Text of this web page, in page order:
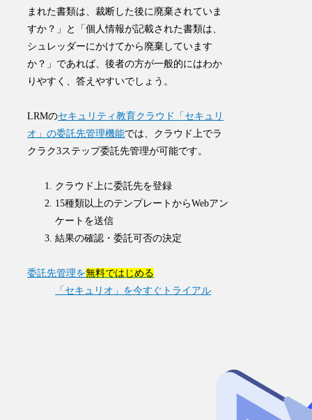
まれた書類は、裁断した後に廃棄されていま
すか？」と「個人情報が記載された書類は、
シュレッダーにかけてから廃棄しています
か？」であれば、後者の方が一般的にはわか
りやすく、答えやすいでしょう。
LRMのセキュリティ教育クラウド「セキュリ
オ」の委託先管理機能では、クラウド上でラ
クラク3ステップ委託先管理が可能です。
クラウド上に委託先を登録
15種類以上のテンプレートからWebアン
ケートを送信
結果の確認・委託可否の決定
委託先管理を無料ではじめる
「セキュリオ」を今すぐトライアル